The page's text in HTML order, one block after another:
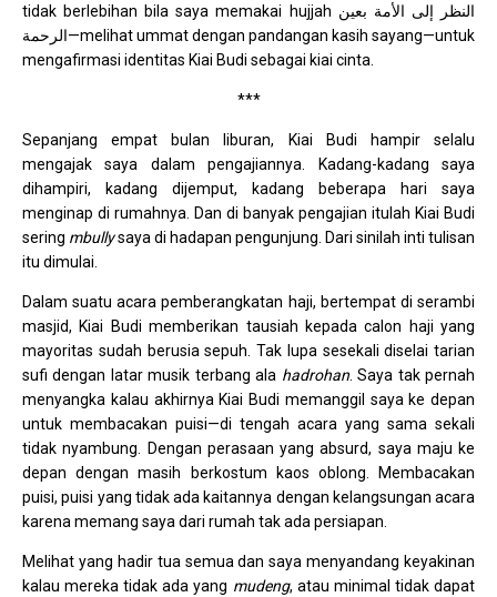
tidak berlebihan bila saya memakai hujjah النظر إلى الأمة بعين
الرحمة—melihat ummat dengan pandangan kasih sayang—untuk
mengafirmasi identitas Kiai Budi sebagai kiai cinta.
***
Sepanjang empat bulan liburan, Kiai Budi hampir selalu
mengajak saya dalam pengajiannya. Kadang-kadang saya
dihampiri, kadang dijemput, kadang beberapa hari saya
menginap di rumahnya. Dan di banyak pengajian itulah Kiai Budi
sering mbullysaya di hadapan pengunjung. Dari sinilah inti tulisan
itu dimulai.
Dalam suatu acara pemberangkatan haji, bertempat di serambi
masjid, Kiai Budi memberikan tausiah kepada calon haji yang
mayoritas sudah berusia sepuh. Tak lupa sesekali diselai tarian
sufi dengan latar musik terbang ala hadrohan. Saya tak pernah
menyangka kalau akhirnya Kiai Budi memanggil saya ke depan
untuk membacakan puisi—di tengah acara yang sama sekali
tidak nyambung. Dengan perasaan yang absurd, saya maju ke
depan dengan masih berkostum kaos oblong. Membacakan
puisi, puisi yang tidak ada kaitannya dengan kelangsungan acara
karena memang saya dari rumah tak ada persiapan.
Melihat yang hadir tua semua dan saya menyandang keyakinan
kalau mereka tidak ada yang mudeng, atau minimal tidak dapat